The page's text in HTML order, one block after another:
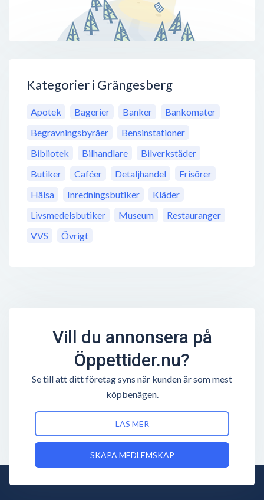
Kategorier i Grängesberg
Apotek Bagerier Banker
Bankomater
Begravningsbyråer
Bensinstationer
Bibliotek
Bilhandlare
Bilverkstäder
Butiker
Caféer Detaljhandel
Frisörer
Hälsa
Inredningsbutiker
Kläder
Livsmedelsbutiker
Museum
Restauranger
VVS
Övrigt
Vill du annonsera på
Öppettider.nu?
Se till att ditt företag syns när kunden är som mest
köpbenägen.
LÄS MER
SKAPA MEDLEMSKAP